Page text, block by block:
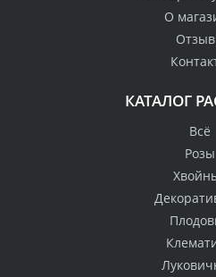
О
КАТАЛОГ
Всё
Розы